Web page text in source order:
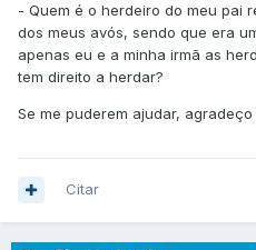
- Quem é o herdeiro do meu pai
dos meus avós, sendo que era
apenas eu e a minha irmã as
tem direito a herdar?
Se me puderem ajudar, agradeço
Citar